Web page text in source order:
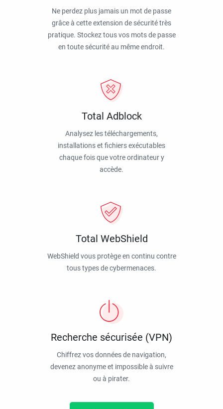
Ne perdez plus jamais un mot de passe
grâce à cette extension de sécurité très
pratique. Stockez tous vos mots de passe
en toute sécurité au même endroit.
Total Adblock
Analysez les téléchargements,
installations et fichiers exécutables
chaque fois que votre ordinateur y
accède.
Total WebShield
WebShield vous protège en continu contre
tous types de cybermenaces.
Recherche sécurisée (VPN)
Chiffrez vos données de navigation,
devenez anonyme et impossible à suivre
ou à pirater.